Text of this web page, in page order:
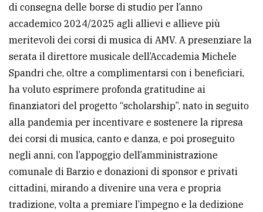
Cerca
per
comune
Ricerca
avanzata
LE
ALTRE
TESTATE
di consegna delle borse di studio per l’anno
accademico 2024/2025 agli allievi e allieve più
meritevoli dei corsi di musica di AMV. A presenziare la
serata il direttore musicale dell’Accademia Michele
Spandri che, oltre a complimentarsi con i beneficiari,
ha voluto esprimere profonda gratitudine ai
finanziatori del progetto “scholarship”, nato in seguito
alla pandemia per incentivare e sostenere la ripresa
dei corsi di musica, canto e danza, e poi proseguito
negli anni, con l’appoggio dell’amministrazione
comunale di Barzio e donazioni di sponsor e privati
cittadini, mirando a divenire una vera e propria
tradizione, volta a premiare l’impegno e la dedizione